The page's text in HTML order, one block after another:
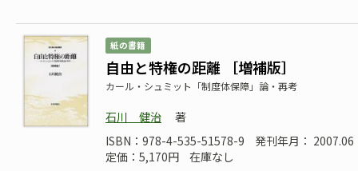
紙の書籍
自由と特権の距離 ［増補版］
カール・シュミット「制度体保障」論・再考
石川 健治
著
ISBN：978-4-535-51578-9
発刊年月： 2007.06
定価：5,170円
在庫なし